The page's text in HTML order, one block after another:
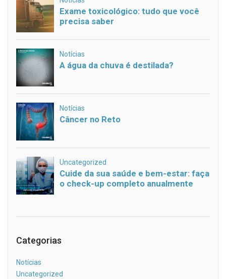
Categorias
Notícias
Uncategorized